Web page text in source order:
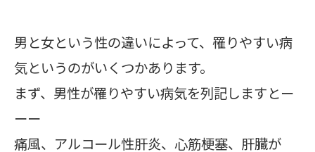
男と女という性の違いによって、罹りやすい病
気というのがいくつかあります。
まず、男性が罹りやすい病気を列記しますとー
ーー
痛風、アルコール性肝炎、心筋梗塞、肝臓が